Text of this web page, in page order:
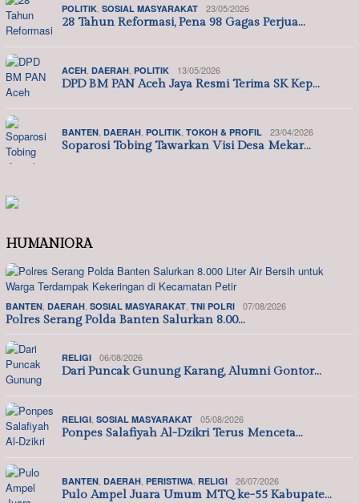
POLITIK SOSIAL MASYARAKAT 23/05/2026
28 Tahun Reformasi, Pena 98 Gagas Perjua…
ACEH DAERAH POLITIK 13/05/2026
DPD BM PAN Aceh Jaya Resmi Terima SK Kep…
BANTEN DAERAH POLITIK TOKOH & PROFIL 23/04/2026
Soparosi Tobing Tawarkan Visi Desa Mekar…
HUMANIORA
BANTEN DAERAH SOSIAL MASYARAKAT TNI POLRI 07/08/2026
Polres Serang Polda Banten Salurkan 8.00…
RELIGI 06/08/2026
Dari Puncak Gunung Karang, Alumni Gontor…
RELIGI SOSIAL MASYARAKAT 05/08/2026
Ponpes Salafiyah Al-Dzikri Terus Menceta…
BANTEN DAERAH PERISTIWA RELIGI 26/07/2026
Pulo Ampel Juara Umum MTQ ke-55 Kabupate…